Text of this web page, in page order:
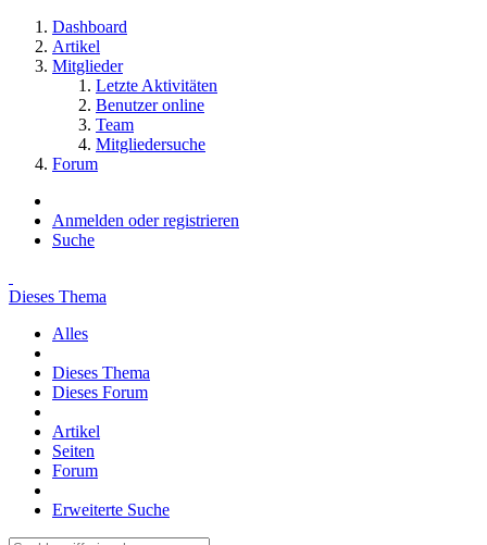
Dashboard
Artikel
Mitglieder
Letzte Aktivitäten
Benutzer online
Team
Mitgliedersuche
Forum
Anmelden oder registrieren
Suche
Dieses Thema
Alles
Dieses Thema
Dieses Forum
Artikel
Seiten
Forum
Erweiterte Suche